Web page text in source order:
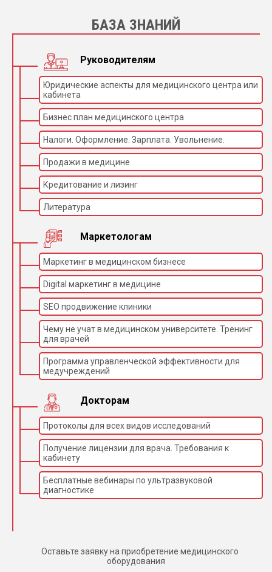
БАЗА ЗНАНИЙ
Руководителям
Юридические аспекты для медицинского центра или
кабинета
Бизнес план медицинского центра
Налоги. Оформление. Зарплата. Увольнение.
Продажи в медицине
Кредитование и лизинг
Литература
Маркетологам
Маркетинг в медицинском бизнесе
Digital маркетинг в медицине
SEO продвижение клиники
Чему не учат в медицинском университете. Тренинг
для врачей
Программа управленческой эффективности для
медучреждений
Докторам
Протоколы для всех видов исследований
Получение лицензии для врача. Требования к
кабинету
Бесплатные вебинары по ультразвуковой
диагностике
Оставьте заявку на приобретение медицинского
оборудования